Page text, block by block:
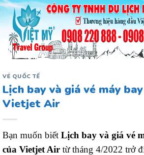
Bỏ
qua
dung
VÉ QUỐC TẾ
Lịch bay và giá vé máy
Vietjet Air
Bạn muốn biết Lịch bay và giá vé
của Vietjet Air từ tháng 4/2022 trở